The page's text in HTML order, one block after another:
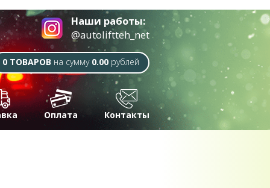
Наши работы:
@autoliftteh_net
0 ТОВАРОВ на сумму 0.00 рублей
Оплата Контакты